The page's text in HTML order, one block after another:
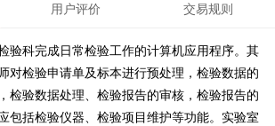
用户评价 交易规则
验科完成日常检验工作的计算机应用程序。其
对检验申请单及标本进行预处理，检验数据的
检验数据处理、检验报告的审核，检验报告的
包括检验仪器、检验项目维护等功能。实验室